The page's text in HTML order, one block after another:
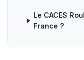
Le CACES
France ?